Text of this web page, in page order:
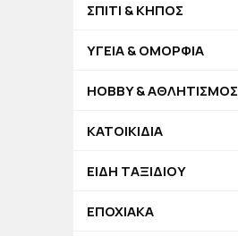
ΣΠΙΤΙ & ΚΗΠΟΣ
ΥΓΕΙΑ & ΟΜΟΡΦΙΑ
HOBBY & ΑΘΛΗΤΙΣΜΟΣ
ΚΑΤΟΙΚΙΔΙΑ
ΕΙΔΗ ΤΑΞΙΔΙΟΥ
ΕΠΟΧΙΑΚΑ